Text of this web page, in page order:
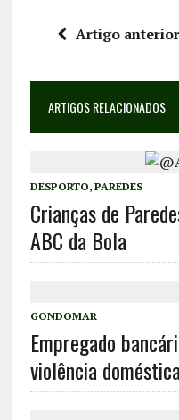
Artigo anterior
ARTIGOS RELACIONADOS
DESPORTO, PAREDES
Crianças de
ABC da Bola
GONDOMAR
Empregado
violência doméstica